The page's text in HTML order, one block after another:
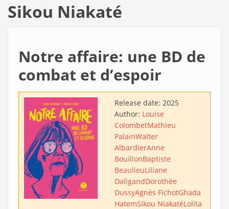
Sikou Niakaté
Notre affaire: une BD de
combat et d’espoir
Release date: 2025
Author: Louise
ColombetMathieu
PalainWalter
AlbardierAnne
BouillonBaptiste
BeaulieuLiliane
DaligandDorothée
DussyAgnès FichotGhada
HatemSikou NiakatéLolita